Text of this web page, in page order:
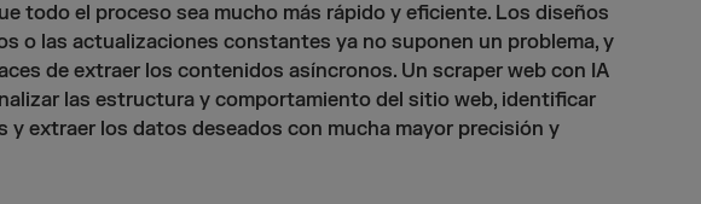
todo el proceso sea mucho más rápido y eficiente. Los diseños
o las actualizaciones constantes ya no suponen un problema, y
de extraer los contenidos asíncronos. Un scraper web con IA
las estructura y comportamiento del sitio web, identificar
y extraer los datos deseados con mucha mayor precisión y